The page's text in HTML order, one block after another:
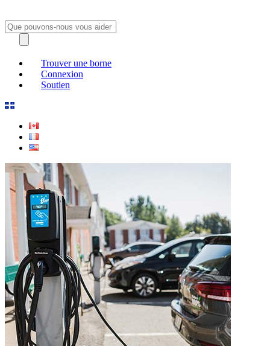
Trouver une borne
Connexion
Soutien